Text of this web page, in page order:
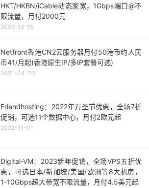
HKT/HKBN/iCable动态家宽，1Gbps端口@不
限流量，月付2000元
2022-12-15
Netfront香港CN2云服务器月付50港币约人民
币41/月起(香港原生IP/多IP套餐可选)
2021-04-20
Friendhosting：2022年万圣节优惠，全场7折
促销，可选11个数据中心，月付2欧元起
2022-11-01
Digital-VM：2023新年促销，全场VPS五折优
惠，可选日本/新加坡/美国/欧洲等8大机房，
1-10Gbps超大带宽不限流量，月付4.5美元起